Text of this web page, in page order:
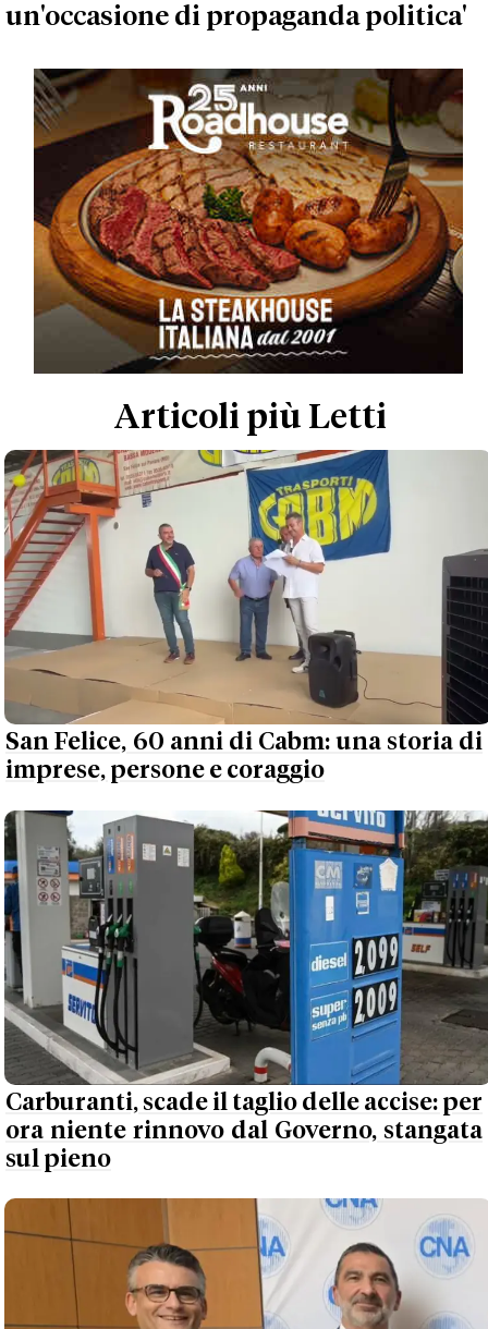
un'occasione di propaganda politica'
Articoli più Letti
San Felice, 60 anni di Cabm: una storia di
imprese, persone e coraggio
Carburanti, scade il taglio delle accise: per
ora niente rinnovo dal Governo, stangata
sul pieno